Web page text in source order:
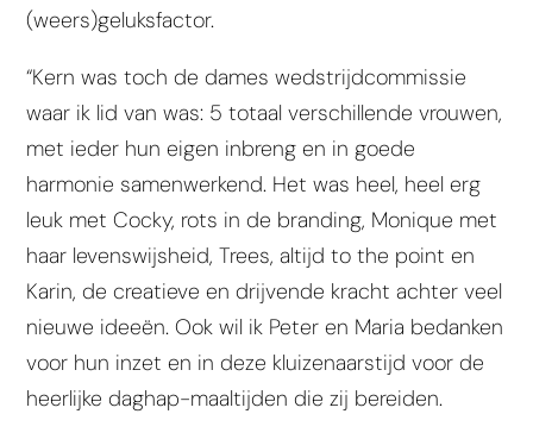
(weers)geluksfactor.
“Kern was toch de dames wedstrijdcommissie
waar ik lid van was: 5 totaal verschillende vrouwen,
met ieder hun eigen inbreng en in goede
harmonie samenwerkend. Het was heel, heel erg
leuk met Cocky, rots in de branding, Monique met
haar levenswijsheid, Trees, altijd to the point en
Karin, de creatieve en drijvende kracht achter veel
nieuwe ideeën. Ook wil ik Peter en Maria bedanken
voor hun inzet en in deze kluizenaarstijd voor de
heerlijke daghap-maaltijden die zij bereiden.